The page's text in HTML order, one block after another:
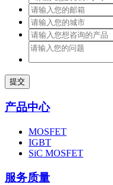
提交
产品中心
MOSFET
IGBT
SiC MOSFET
服务质量